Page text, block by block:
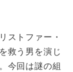
ストファー・
救う男を演じ
今回は謎の組